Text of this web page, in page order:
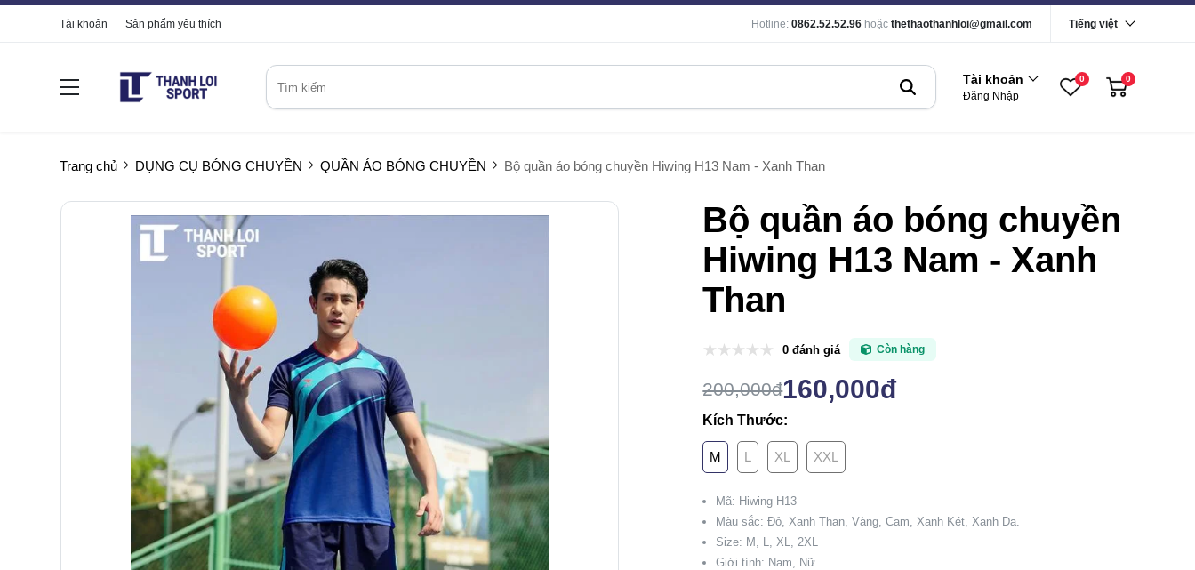
Tài khoản Sản phẩm yêu thích Hotline: 0862.52.52.96 hoặc thethaothanhloi@gmail.com Tiếng việt
Tài khoản
Đăng Nhập
0 0
Trang chủ DỤNG CỤ BÓNG CHUYỀN QUẦN ÁO BÓNG CHUYỀN Bộ quần áo bóng chuyền Hiwing H13 Nam - Xanh Than
Bộ quần áo bóng chuyền
Hiwing H13 Nam - Xanh
Than
0 đánh giá Còn hàng
200,000đ160,000đ
Kích Thước:
M L XL XXL
Mã: Hiwing H13
Màu sắc: Đỏ, Xanh Than, Vàng, Cam, Xanh Két, Xanh Da.
Size: M, L, XL, 2XL
Giới tính: Nam, Nữ